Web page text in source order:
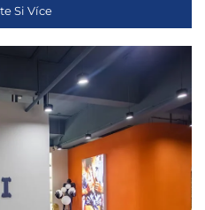
Si Více